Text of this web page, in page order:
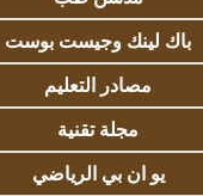
باك لينك وجيست بوست
مصادر التعليم
مجلة تقنية
يو ان بي الرياضي